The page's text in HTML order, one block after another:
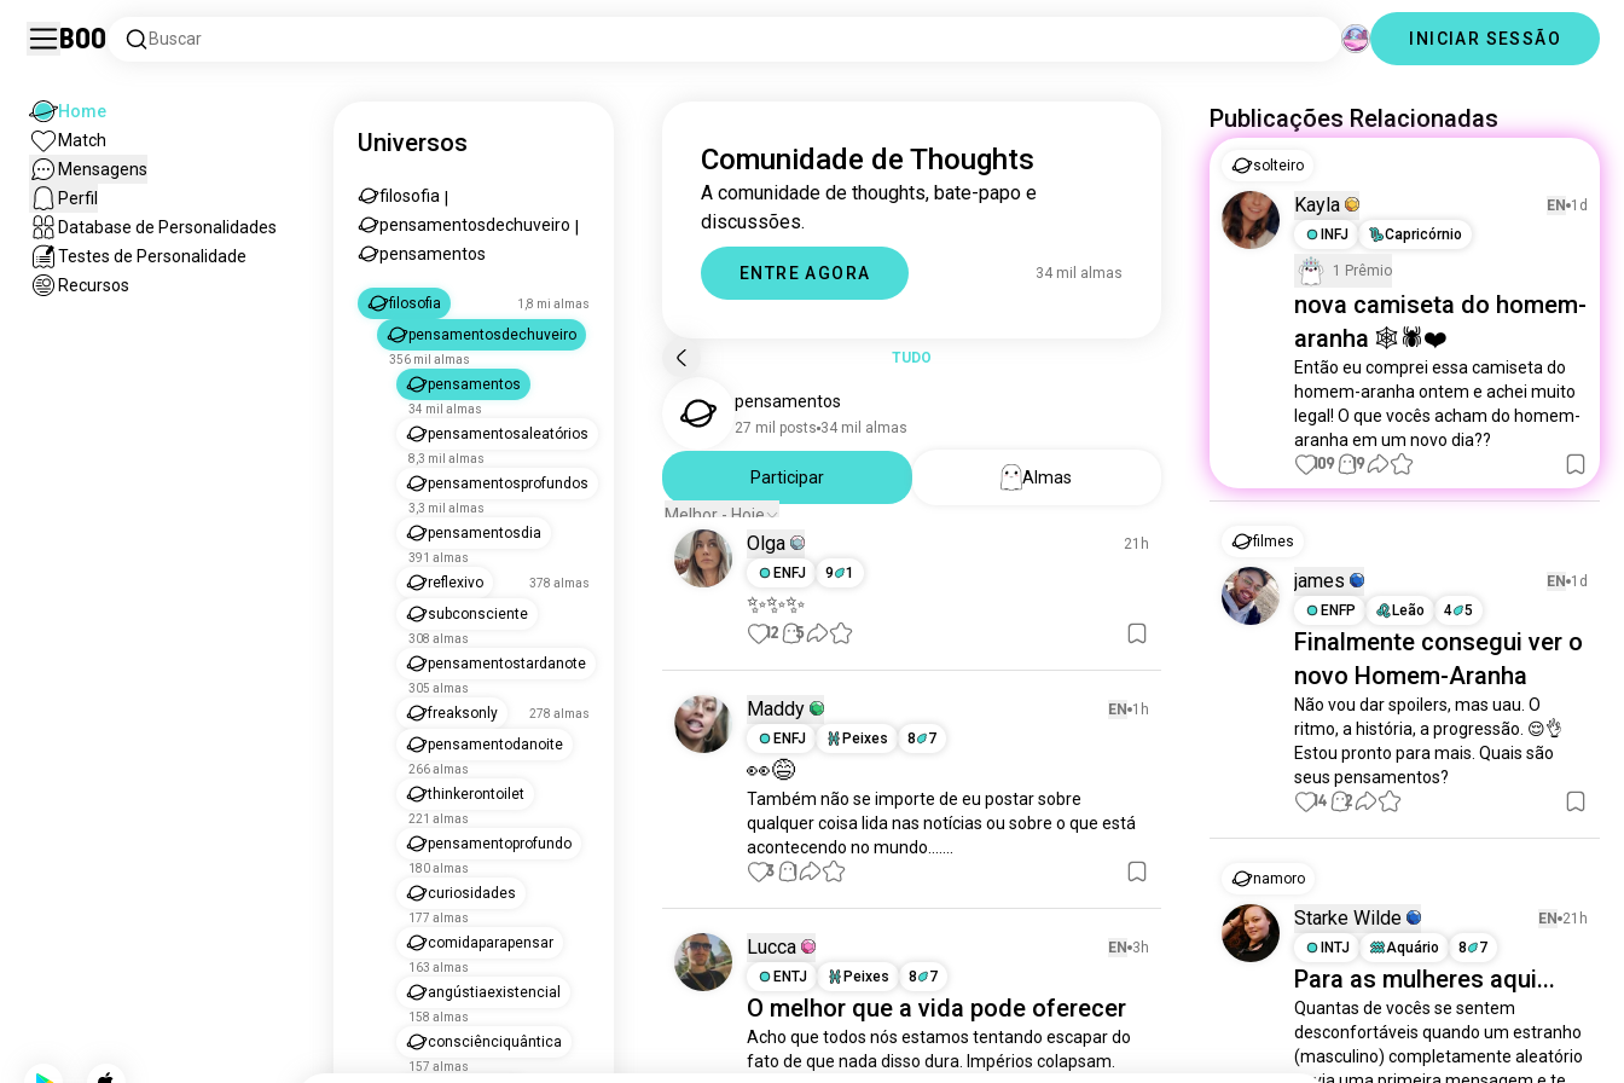
Boo Buscar INICIAR SESSÃO
Home
Match
Mensagens
Perfil
Database de Personalidades
Testes de Personalidade
Recursos
Universos
filosofia
pensamentosdechuveiro
pensamentos
filosofia 1,8 mi almas
pensamentosdechuveiro
356 mil almas
pensamentos
34 mil almas
pensamentosaleatórios
8,3 mil almas
pensamentosprofundos
3,3 mil almas
pensamentosdia
391 almas
reflexivo 378 almas
subconsciente
308 almas
pensamentostardanote
305 almas
freaksonly 278 almas
pensamentodanoite
266 almas
thinkerontoilet
221 almas
pensamentoprofundo
180 almas
curiosidades
177 almas
comidaparapensar
163 almas
angústiaexistencial
158 almas
consciênciquântica
157 almas
Comunidade de Thoughts
A comunidade de thoughts, bate-papo e
discussões.
ENTRE AGORA 34 mil almas
TUDO
pensamentos
27 mil posts 34 mil almas
Participar
Almas
Melhor - Hoje
Olga
21h
ENFJ
9 1
✨✨✨
12 5
Maddy EN 1h
ENFJ
Peixes 8 7
👀😅
Também não se importe de eu postar sobre
qualquer coisa lida nas notícias ou sobre o que está
acontecendo no mundo.......
3 1
Lucca EN 3h
ENTJ
Peixes 8 7
O melhor que a vida pode oferecer
Acho que todos nós estamos tentando escapar do
fato de que nada disso dura. Impérios colapsam.
Publicações Relacionadas
solteiro
Kayla EN 1d
INFJ
Capricórnio
1 Prêmio
nova camiseta do homem-
aranha 🕸️🕷️❤️
Então eu comprei essa camiseta do
homem-aranha ontem e achei muito
legal! O que vocês acham do homem-
aranha em um novo dia??
109 19
filmes
james EN 1d
ENFP
Leão 4 5
Finalmente consegui ver o
novo Homem-Aranha
Não vou dar spoilers, mas uau. O
ritmo, a história, a progressão. 😌👌
Estou pronto para mais. Quais são
seus pensamentos?
14 2
namoro
Starke Wilde EN 21h
INTJ
Aquário 8 7
Para as mulheres aqui...
Quantas de vocês se sentem
desconfortáveis quando um estranho
(masculino) completamente aleatório